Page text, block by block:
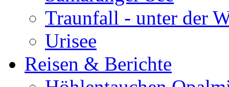
Traunfall - unter der
Urisee
Reisen & Berichte